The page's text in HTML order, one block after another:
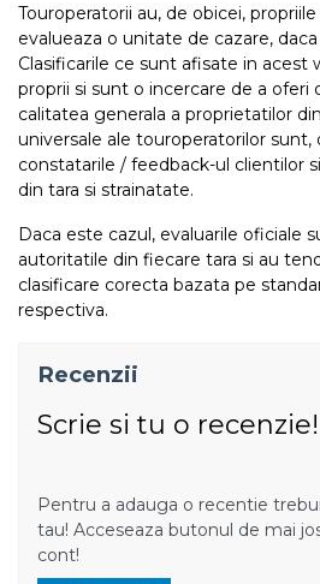
Touroperatorii au, de obicei,
evalueaza o unitate de cazare,
Clasificarile ce sunt afisate in acest
proprii si sunt o incercare de a oferi
calitatea generala a proprietatilor
universale ale touroperatorilor sunt,
constatarile / feedback-ul clientilor
din tara si strainatate.
Daca este cazul, evaluarile oficiale
autoritatile din fiecare tara si au
clasificare corecta bazata pe
respectiva.
Recenzii
Scrie si tu o recenzie!
Pentru a adauga o recentie
tau! Acceseaza butonul de mai
cont!